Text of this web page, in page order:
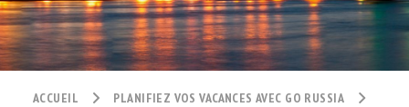
ACCUEIL
PLANIFIEZ VOS VACANCES AVEC GO RUSSIA